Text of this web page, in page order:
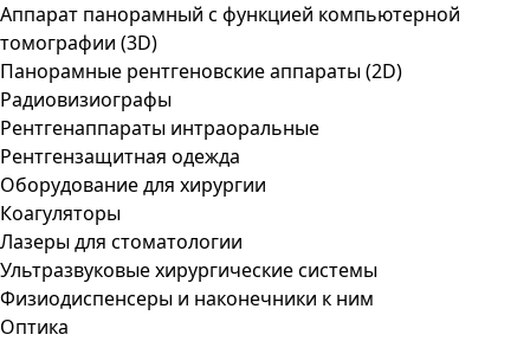
Аппарат панорамный с функцией компьютерной
томографии (3D)
Панорамные рентгеновские аппараты (2D)
Радиовизиографы
Рентгенаппараты интраоральные
Рентгензащитная одежда
Оборудование для хирургии
Коагуляторы
Лазеры для стоматологии
Ультразвуковые хирургические системы
Физиодиспенсеры и наконечники к ним
Оптика